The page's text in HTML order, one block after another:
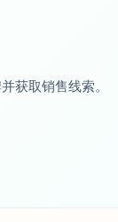
获取销售线索。